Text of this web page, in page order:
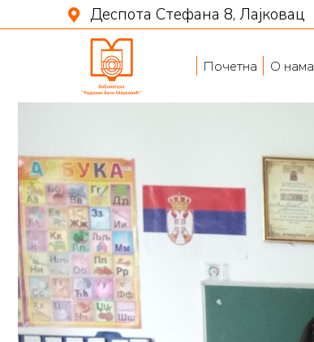
Деспота Стефана 8, Лајковац
Почетна О нама